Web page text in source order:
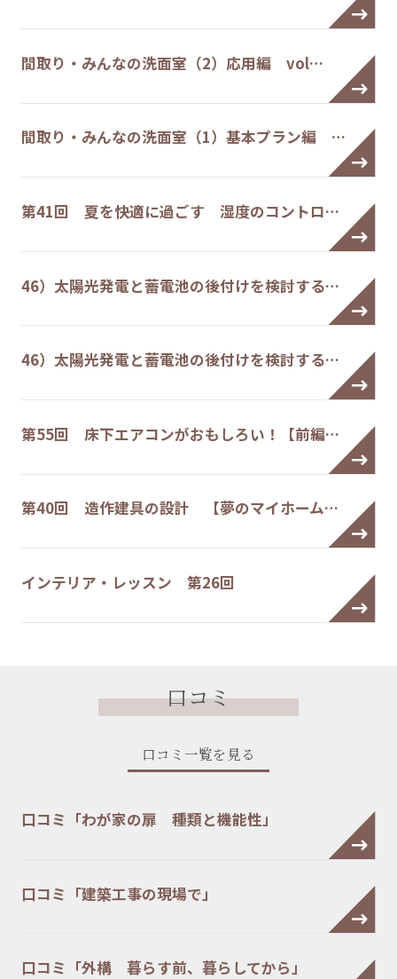
間取り・みんなの洗面室（2）応用編 vol…
間取り・みんなの洗面室（1）基本プラン編 …
第41回 夏を快適に過ごす 湿度のコントロ…
46）太陽光発電と蓄電池の後付けを検討する…
46）太陽光発電と蓄電池の後付けを検討する…
第55回 床下エアコンがおもしろい！【前編…
第40回 造作建具の設計 【夢のマイホーム…
インテリア・レッスン 第26回
口コミ
口コミ一覧を見る
口コミ「わが家の扉 種類と機能性」
口コミ「建築工事の現場で」
口コミ「外構 暮らす前、暮らしてから」